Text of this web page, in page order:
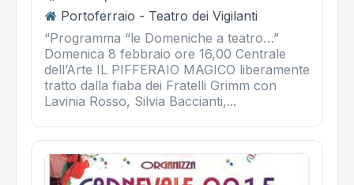
Portoferraio - Teatro dei Vigilanti
“Programma “le Domeniche a teatro…”
Domenica 8 febbraio ore 16,00 Centrale
dell’Arte IL PIFFERAIO MAGICO liberamente
tratto dalla fiaba dei Fratelli Grimm con
Lavinia Rosso, Silvia Baccianti,...